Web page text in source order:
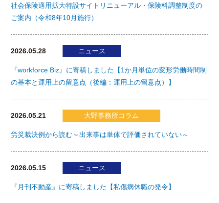
社会保険適用拡大特設サイトリニューアル・保険料調整制度の
ご案内（令和8年10月施行）
2026.05.28 ニュース
『workforce Biz』に寄稿しました【1か月単位の変形労働時間制
の基本と運用上の留意点（後編：運用上の留意点）】
2026.05.21 大野事務所コラム
労災裁決例から読む～出来事は単体で評価されていない～
2026.05.15 ニュース
『月刊不動産』に寄稿しました【私傷病休職の発令】